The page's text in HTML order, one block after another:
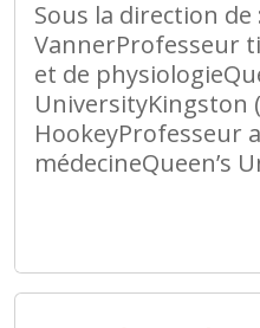
Sous la direction de
VannerProfesseur
et de
UniversityKingston
HookeyProfesseur
médecineQueen’s